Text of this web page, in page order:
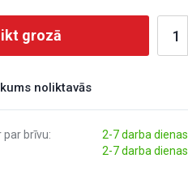
grozā
noliktavās
par brīvu:
2-7 darba dienas
2-7 darba dienas